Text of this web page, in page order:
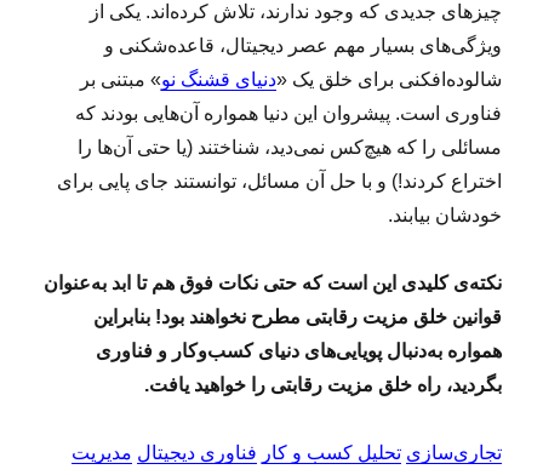
چیزهای جدیدی که وجود ندارند، تلاش کرده‌اند. یکی از
ویژگی‌های بسیار مهم عصر دیجیتال، قاعده‌شکنی و
شالوده‌افکنی برای خلق یک «دنیای قشنگ نو» مبتنی بر
فناوری است. پیشروان این دنیا همواره آن‌هایی بودند که
مسائلی را که هیچ‌کس نمی‌دید، شناختند (یا حتی آن‌ها را
اختراع کردند!) و با حل آن مسائل، توانستند جای پایی برای
خودشان بیابند.
نکته‌ی کلیدی این‌ است که حتی نکات فوق هم تا ابد به‌عنوان
قوانین خلق مزیت رقابتی مطرح نخواهند بود! بنابراین
همواره به‌دنبال پویایی‌های دنیای کسب‌وکار و فناوری
بگردید، راه خلق مزیت رقابتی را خواهید یافت.
تجاری‌سازی تحلیل کسب و کار فناوری دیجیتال مدیریت